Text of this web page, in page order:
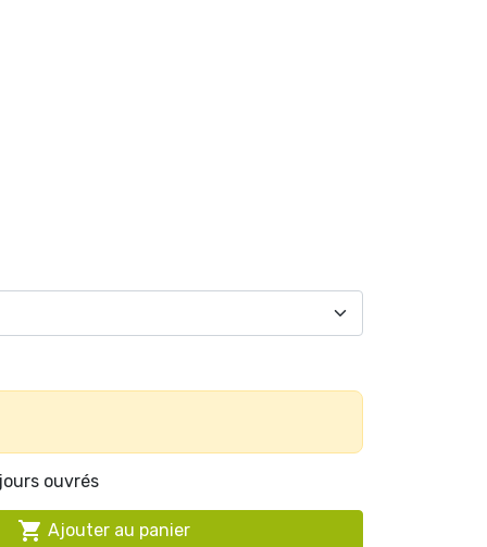
ouvrés
 Ajouter au panier